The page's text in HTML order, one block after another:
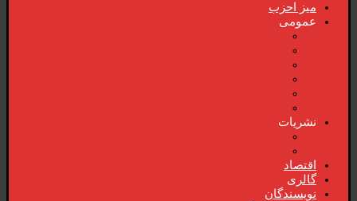
میز احزب
عمومی
نشریات
اقتصاد
گالری
نویسندگان